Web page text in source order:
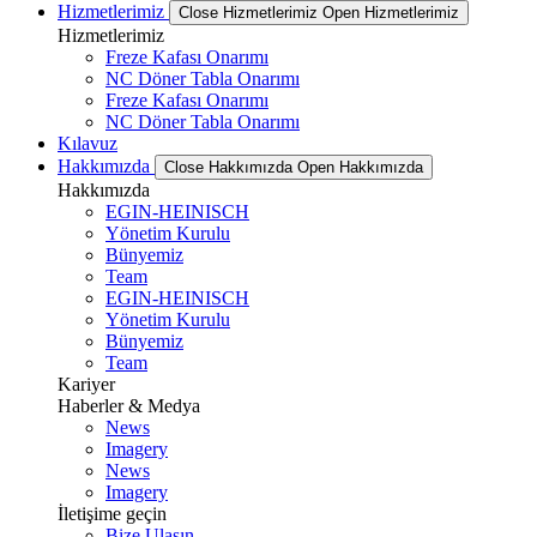
Hizmetlerimiz
Close Hizmetlerimiz Open Hizmetlerimiz
Hizmetlerimiz
Freze Kafası Onarımı
NC Döner Tabla Onarımı
Freze Kafası Onarımı
NC Döner Tabla Onarımı
Kılavuz
Hakkımızda
Close Hakkımızda Open Hakkımızda
Hakkımızda
EGIN-HEINISCH
Yönetim Kurulu
Bünyemiz
Team
EGIN-HEINISCH
Yönetim Kurulu
Bünyemiz
Team
Kariyer
Haberler & Medya
News
Imagery
News
Imagery
İletişime geçin